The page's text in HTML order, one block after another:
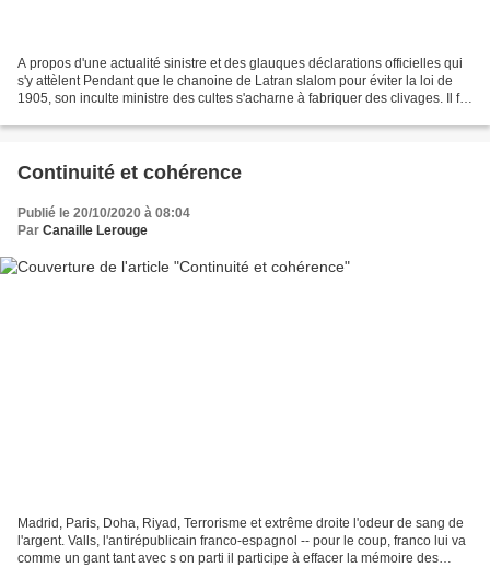
A propos d'une actualité sinistre et des glauques déclarations officielles qui
s'y attèlent Pendant que le chanoine de Latran slalom pour éviter la loi de
1905, son inculte ministre des cultes s'acharne à fabriquer des clivages. Il fut
Continuité et cohérence
Publié le 20/10/2020 à 08:04
Par Canaille Lerouge
Madrid, Paris, Doha, Riyad, Terrorisme et extrême droite l'odeur de sang de
l'argent. Valls, l'antirépublicain franco-espagnol -- pour le coup, franco lui va
comme un gant tant avec s on parti il participe à effacer la mémoire des